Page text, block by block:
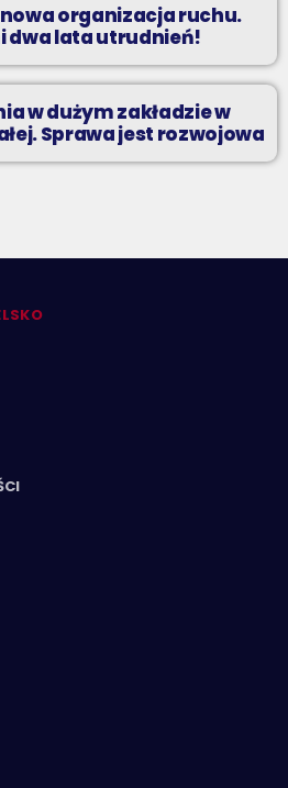
organizacja ruchu.
dwa lata utrudnień!
w dużym zakładzie w
Sprawa jest rozwojowa